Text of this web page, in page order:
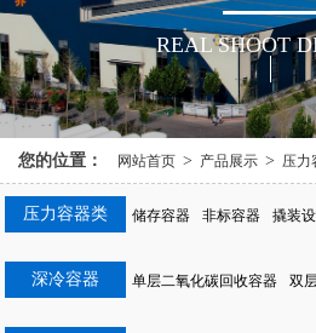
REAL SHOOT
您的位置： 网站首页 > 产品展示 > 压力
压力容器类 储存容器 非标容器 撬装
深冷容器 单层二氧化碳回收容器 双